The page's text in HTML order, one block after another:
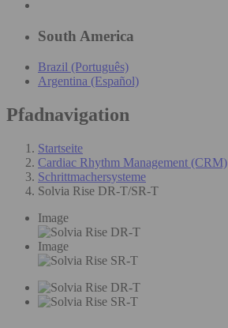
South America
Brazil (Português)
Argentina (Español)
Pfadnavigation
Startseite
Cardiac Rhythm Management (CRM)
Schrittmachersysteme
Solvia Rise DR-T/SR-T
Image
Image